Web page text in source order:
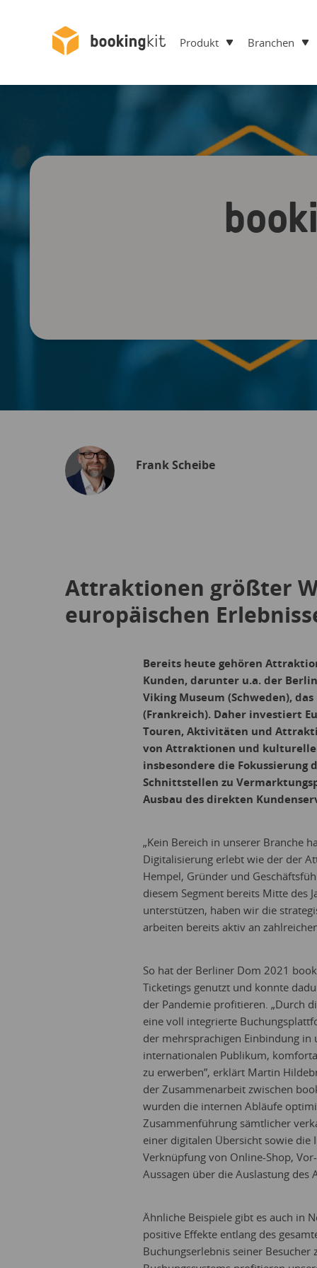
Produkt Branchen
Frank Scheibe
Attraktionen größter
europäischen
Bereits heute gehören
Kunden, darunter u.a. der
Viking Museum (Schweden),
(Frankreich). Daher investiert
Touren, Aktivitäten und
von Attraktionen und
insbesondere die
Schnittstellen zu
Ausbau des direkten
„Kein Bereich in unserer Branche
Digitalisierung erlebt wie der der
Hempel, Gründer und
diesem Segment bereits Mitte des
unterstützen, haben wir die
arbeiten bereits aktiv an
So hat der Berliner Dom 2021
Ticketings genutzt und konnte
der Pandemie profitieren. „Durch
eine voll integrierte
der mehrsprachigen Einbindung in
internationalen Publikum,
zu erwerben”, erklärt Martin
der Zusammenarbeit zwischen
wurden die internen Abläufe
Zusammenführung sämtlicher
einer digitalen Übersicht sowie die
Verknüpfung von Online-Shop,
Aussagen über die Auslastung
Ähnliche Beispiele gibt es auch in
positive Effekte entlang des
Buchungserlebnis seiner